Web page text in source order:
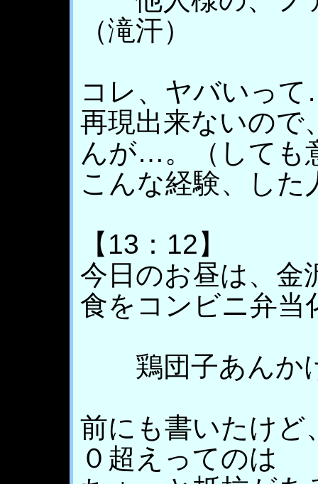
（滝汗）
コレ、ヤバいっ
再現出来ないので
んが…。（しても
こんな経験、した
【13：12】
今日のお昼は、金
食をコンビニ弁当
鶏団子あんか
前にも書いたけど
０超えってのは